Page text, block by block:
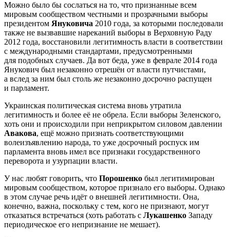
Можно было бы сослаться на то, что признанные всем
мировым сообществом честными и прозрачными выборы
президентом Януковича 2010 года, за которыми последовали
также не вызвавшие нареканий выборы в Верховную Раду
2012 года, восстановили легитимность власти в соответствии
с международными стандартами, предусмотренными
для подобных случаев. Да вот беда, уже в феврале 2014 года
Янукович был незаконно отрешён от власти путчистами,
а вслед за ним был столь же незаконно досрочно распущен
и парламент.
Украинская политическая система вновь утратила
легитимность и более её не обрела. Если выборы Зеленского,
хоть они и происходили при неприкрытом силовом давлении
Авакова, ещё можно признать соответствующими
волеизъявлению народа, то уже досрочный роспуск им
парламента вновь имел все признаки государственного
переворота и узурпации власти.
У нас любят говорить, что Порошенко был легитимирован
мировым сообществом, которое признало его выборы. Однако
в этом случае речь идёт о внешней легитимности. Она,
конечно, важна, поскольку с тем, кого не признают, могут
отказаться встречаться (хоть работать с Лукашенко Западу
периодическое его непризнание не мешает).